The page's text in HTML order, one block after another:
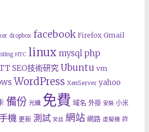
dropbox facebook Firefox Gmail
HTC linux mysql php
SEO技術研究 Ubuntu vm
WordPress XenServer yahoo
備份 光纖 免費 域名 外掛 安裝 小米
手機 更新 測試 笑話 網站 網路 虛擬機 詐